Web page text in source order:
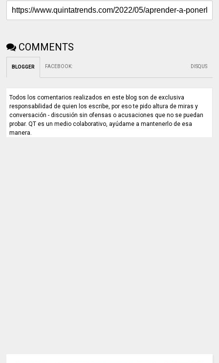
COMMENTS
BLOGGER FACEBOOK: DISQUS
Todos los comentarios realizados en este blog son de exclusiva
responsabilidad de quien los escribe, por eso te pido altura de miras y
conversación - discusión sin ofensas o acusaciones que no se puedan
probar. QT es un medio colaborativo, ayúdame a mantenerlo de esa
manera.